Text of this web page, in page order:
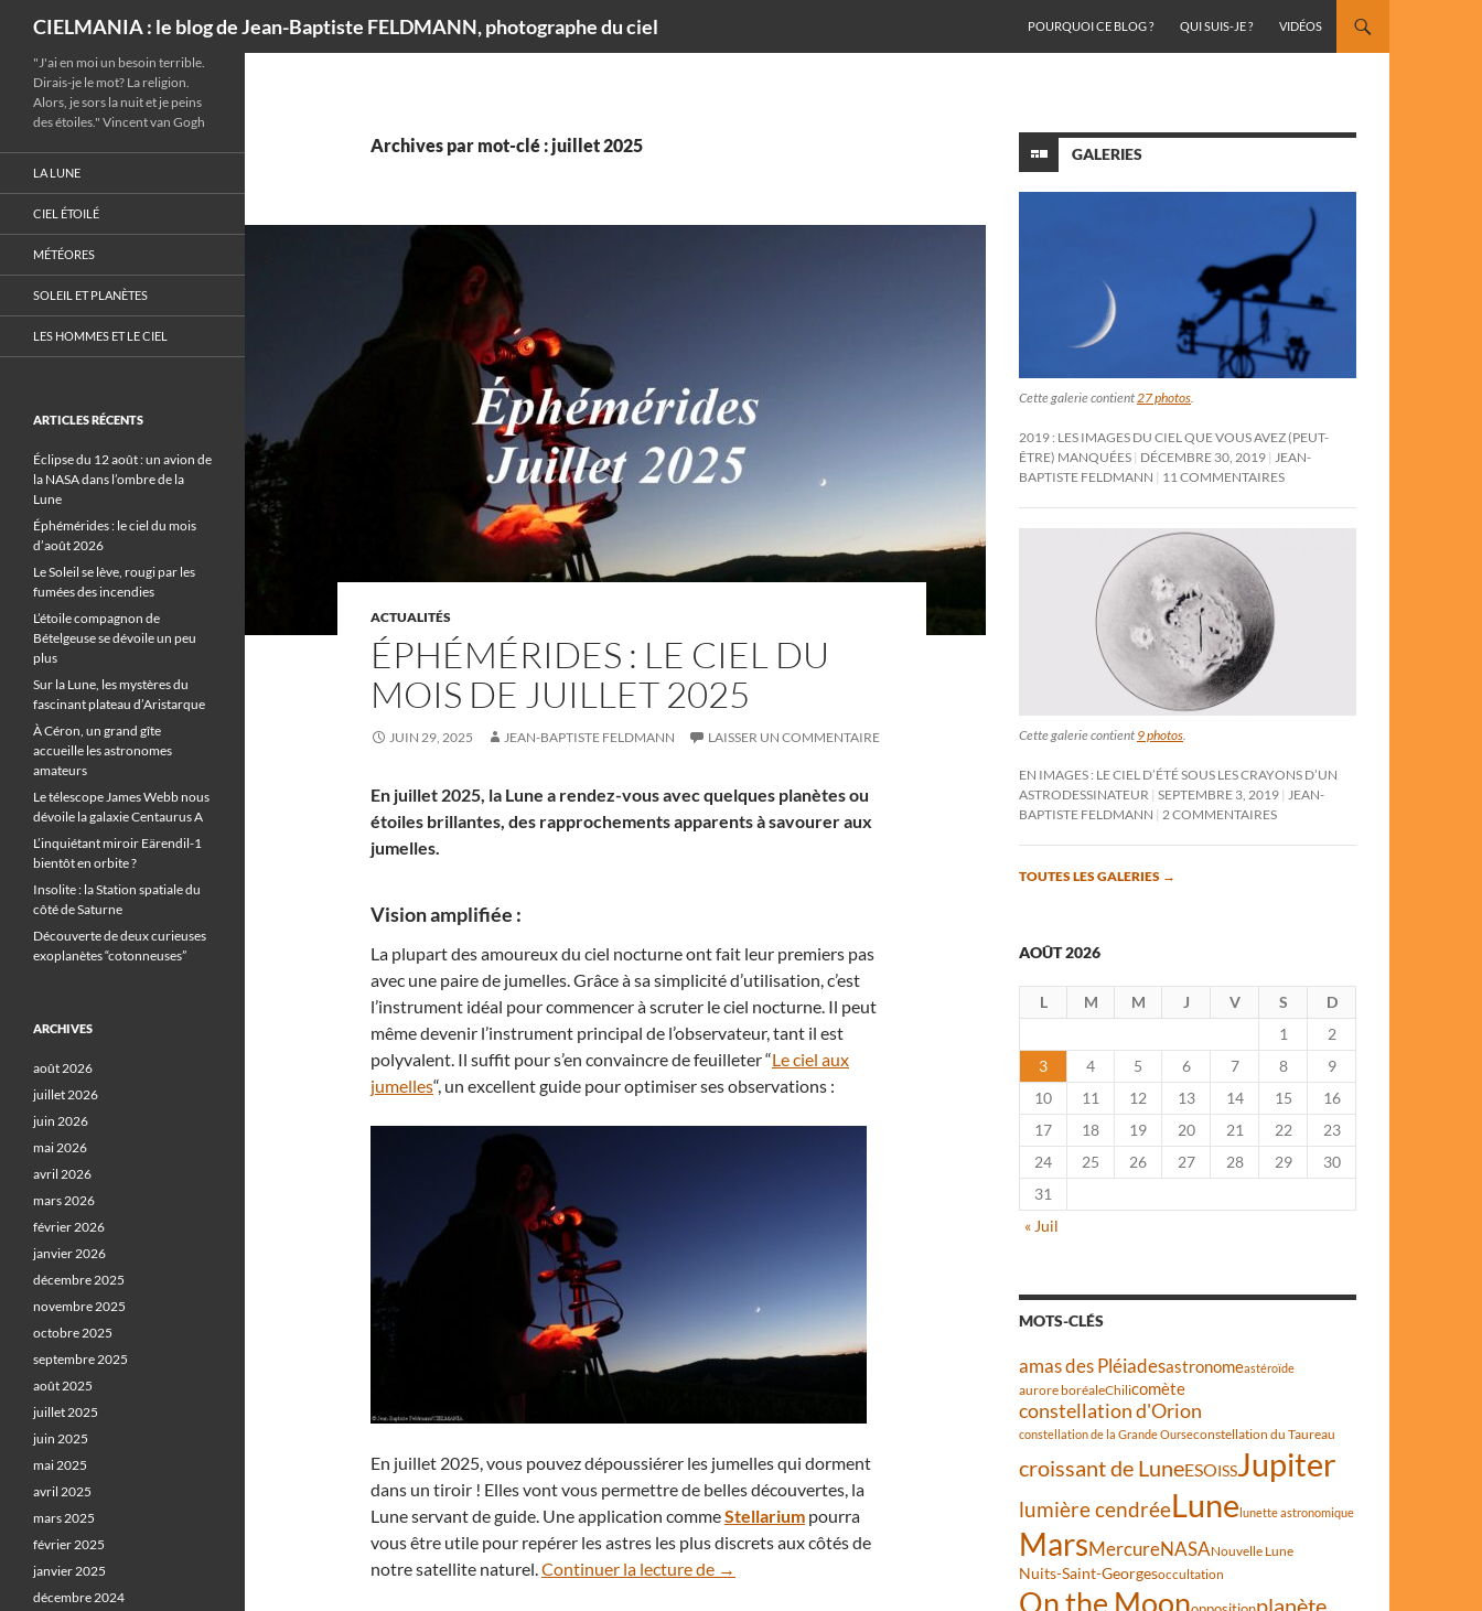
CIELMANIA : le blog de Jean-Baptiste FELDMANN, photographe du ciel
POURQUOI CE BLOG ?
QUI SUIS-JE ? VIDÉOS
Archives par mot-clé : juillet 2025
ACTUALITÉS
ÉPHÉMÉRIDES : LE CIEL DU
MOIS DE JUILLET 2025
JUIN 29, 2025 JEAN-BAPTISTE FELDMANN LAISSER UN COMMENTAIRE
En juillet 2025, la Lune a rendez-vous avec quelques planètes ou
étoiles brillantes, des rapprochements apparents à savourer aux
jumelles.
Vision amplifiée :
La plupart des amoureux du ciel nocturne ont fait leur premiers pas
avec une paire de jumelles. Grâce à sa simplicité d’utilisation, c’est
l’instrument idéal pour commencer à scruter le ciel nocturne. Il peut
même devenir l’instrument principal de l’observateur, tant il est
polyvalent. Il suffit pour s’en convaincre de feuilleter “Le ciel aux
jumelles“, un excellent guide pour optimiser ses observations :
En juillet 2025, vous pouvez dépoussiérer les jumelles qui dorment
dans un tiroir ! Elles vont vous permettre de belles découvertes, la
Lune servant de guide. Une application commeStellarium pourra
vous être utile pour repérer les astres les plus discrets aux côtés de
notre satellite naturel.Continuer la lecture de Éphémérides : le ciel du mois de juillet 2025
→
GALERIES
Cette galerie contient27 photos.
2019 : LES IMAGES DU CIEL QUE VOUS AVEZ (PEUT-
ÊTRE) MANQUÉES DÉCEMBRE 30, 2019 JEAN-
BAPTISTE FELDMANN
11 COMMENTAIRES
Cette galerie contient 9 photos
EN IMAGES : LE CIEL D’ÉTÉ SOUS LES CRAYONS D’UN
ASTRODESSINATEUR SEPTEMBRE 3, 2019
JEAN-
BAPTISTE FELDMANN
2 COMMENTAIRES
TOUTES LES GALERIES →
AOÛT 2026
L M M J V S
D
1
2
3
4 5 6 7 8
9
10
11 12 13 14 15
16
17
18 19 20 21 22
23
24
25 26 27 28 29
30
31
« Juil
MOTS-CLÉS
amas des Pléiadesastronomeastéroïde
aurore boréaleChilicomète
constellation d'Orion
constellation de la Grande Ourseconstellation du Taureau
croissant de LuneESOISSJupiter
lumière cendréeLunelunette astronomique
MarsMercureNASANouvelle Lune
Nuits-Saint-Georgesoccultation
On the Moon planète
"J'ai en moi un besoin terrible.
Dirais-je le mot? La religion.
Alors, je sors la nuit et je peins
des étoiles." Vincent van Gogh
LA LUNE
CIEL ÉTOILÉ
MÉTÉORES
SOLEIL ET PLANÈTES
LES HOMMES ET LE CIEL
ARTICLES RÉCENTS
Éclipse du 12 août : un avion de
la NASA dans l’ombre de la
Lune
Éphémérides : le ciel du mois
d’août 2026
Le Soleil se lève, rougi par les
fumées des incendies
L’étoile compagnon de
Bételgeuse se dévoile un peu
plus
Sur la Lune, les mystères du
fascinant plateau d’Aristarque
À Céron, un grand gîte
accueille les astronomes
amateurs
Le télescope James Webb nous
dévoile la galaxie Centaurus A
L’inquiétant miroir Eärendil-1
bientôt en orbite ?
Insolite : la Station spatiale du
côté de Saturne
Découverte de deux curieuses
exoplanètes “cotonneuses”
ARCHIVES
août 2026
juillet 2026
juin 2026
mai 2026
avril 2026
mars 2026
février 2026
janvier 2026
décembre 2025
novembre 2025
octobre 2025
septembre 2025
août 2025
juillet 2025
juin 2025
mai 2025
avril 2025
mars 2025
février 2025
janvier 2025
décembre 2024